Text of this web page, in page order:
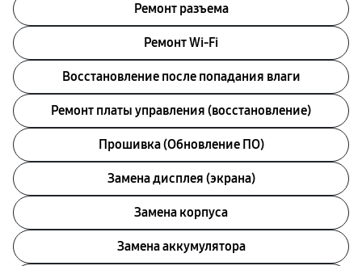
Ремонт разъема
Ремонт Wi-Fi
Восстановление после попадания влаги
Ремонт платы управления (восстановление)
Прошивка (Обновление ПО)
Замена дисплея (экрана)
Замена корпуса
Замена аккумулятора